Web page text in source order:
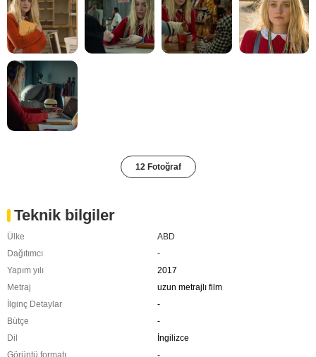
12 Fotoğraf
Teknik bilgiler
Ülke
ABD
Dağıtımcı
-
Yapım yılı
2017
Metraj
uzun metrajlı film
İlginç Detaylar
-
Bütçe
-
Dil
İngilizce
Görüntü formatı
-